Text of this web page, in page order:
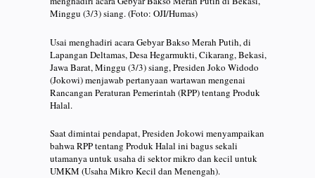
Minggu (3/3) siang. (Foto: OJI/Humas)
Usai menghadiri acara Gebyar Bakso Merah Putih, di
Lapangan Deltamas, Desa Hegarmukti, Cikarang, Bekasi,
Jawa Barat, Minggu (3/3) siang, Presiden Joko Widodo
(Jokowi) menjawab pertanyaan wartawan mengenai
Rancangan Peraturan Pemerintah (RPP) tentang Produk
Halal.
Saat dimintai pendapat, Presiden Jokowi menyampaikan
bahwa RPP tentang Produk Halal ini bagus sekali
utamanya untuk usaha di sektor mikro dan kecil untuk
UMKM (Usaha Mikro Kecil dan Menengah).